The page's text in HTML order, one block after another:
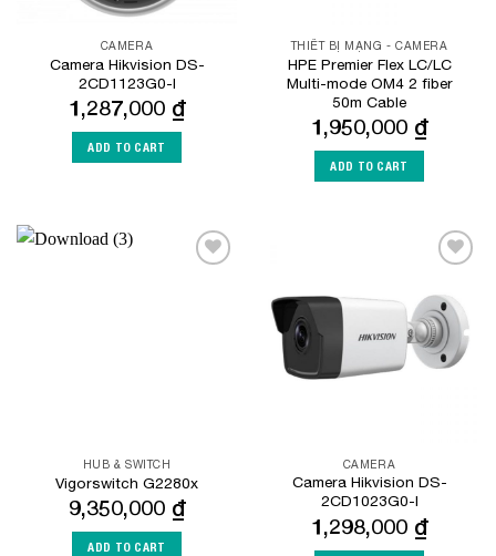
CAMERA
Camera Hikvision DS-
2CD1123G0-I
1,287,000 ₫
ADD TO CART
THIẾT BỊ MẠNG - CAMERA
HPE Premier Flex LC/LC
Multi-mode OM4 2 fiber
50m Cable
1,950,000 ₫
ADD TO CART
HUB & SWITCH
Vigorswitch G2280x
9,350,000 ₫
ADD TO CART
Wishlist
CAMERA
Camera Hikvision DS-
2CD1023G0-I
1,298,000 ₫